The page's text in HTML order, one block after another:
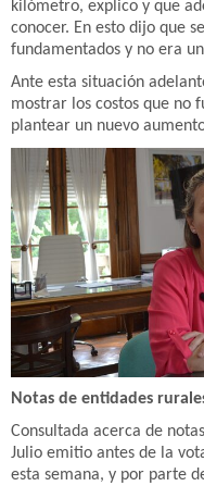
kilómetro, explico y que
conocer. En esto dijo que
fundamentados y no era
Ante esta situación
mostrar los costos que no
plantear un nuevo
Notas de entidades
Consultada acerca de
Julio emitio antes de la
esta semana, y por parte